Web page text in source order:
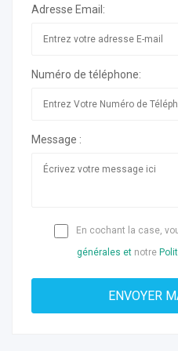
Adresse Email:
Numéro de téléphone:
Message :
En cochant la case,
générales et notre